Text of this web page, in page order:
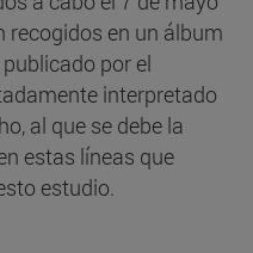
recogidos en un álbum
por el
interpretado
al que se debe la
estas líneas que
estudio.